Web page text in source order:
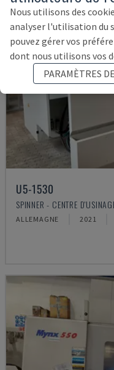
U5-1530
SPINNER - CENTRE
ALLEMAGNE 2021
Nous utilisons des
analyser l'utilisation du
pouvez gérer vos
dont nous utilisons vos
PARAMÈTRES